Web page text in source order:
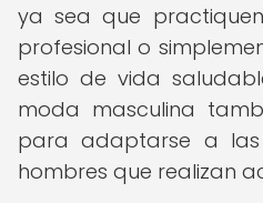
ya sea que
profesional o
estilo de vida
moda masculina
para adaptarse a las
hombres que realizan